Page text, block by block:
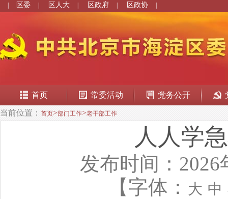
区委 区人大 区政府 区政协
首页 常委活动 党务公开
当前位置： 首页>部门工作>老干部工作
人人学
发布时间：2026
【字体： 大 中